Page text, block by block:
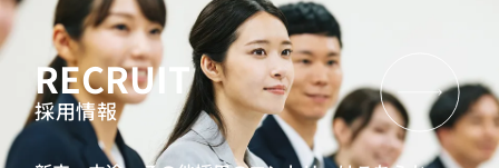
RECRUIT
採用情報